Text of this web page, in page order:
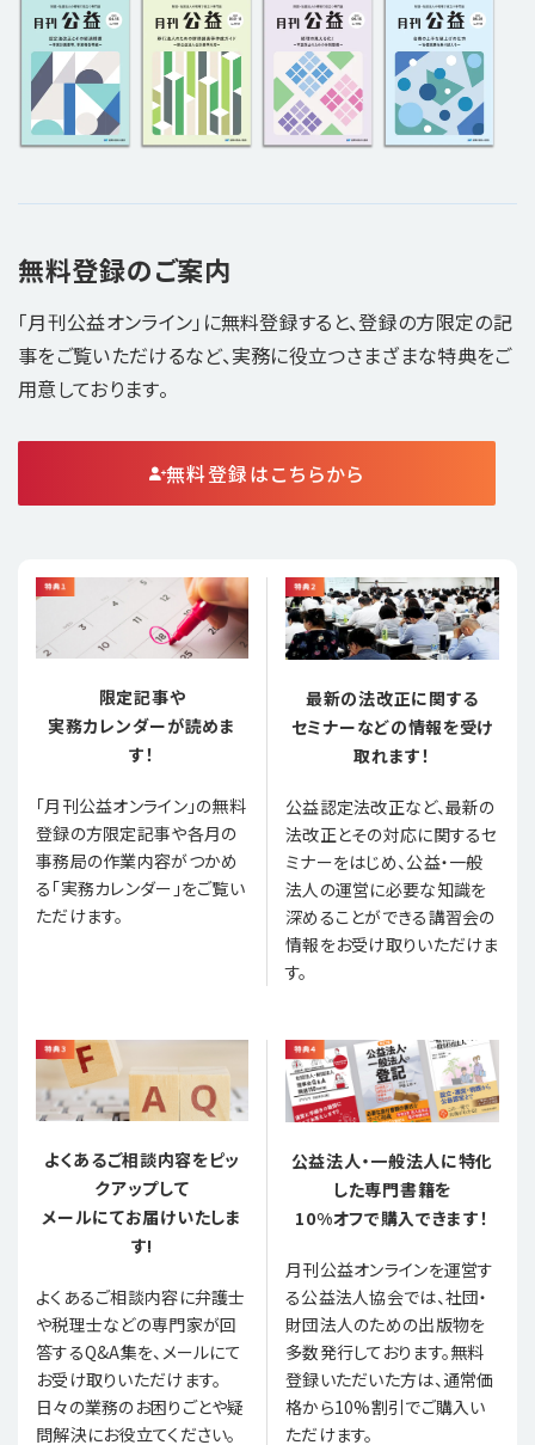
無料登録のご案内
「月刊公益オンライン」に無料登録すると、登録の方限定の記
事をご覧いただけるなど、実務に役立つさまざまな特典をご
用意しております。
無料登録はこちらから
限定記事や
実務カレンダーが読めま
す！
「月刊公益オンライン」の無料
登録の方限定記事や各月の
事務局の作業内容がつかめ
る「実務カレンダー」をご覧い
ただけます。
最新の法改正に関する
セミナーなどの情報を受け
取れます！
公益認定法改正など、最新の
法改正とその対応に関するセ
ミナーをはじめ、公益・一般
法人の運営に必要な知識を
深めることができる講習会の
情報をお受け取りいただけま
す。
よくあるご相談内容をピッ
クアップして
メールにてお届けいたしま
す!
よくあるご相談内容に弁護士
や税理士などの専門家が回
答するQ&A集を、メールにて
お受け取りいただけます。
日々の業務のお困りごとや疑
問解決にお役立てください。
公益法人・一般法人に特化
した専門書籍を
10%オフで購入できます！
月刊公益オンラインを運営す
る公益法人協会では、社団・
財団法人のための出版物を
多数発行しております。無料
登録いただいた方は、通常価
格から10%割引でご購入い
ただけます。